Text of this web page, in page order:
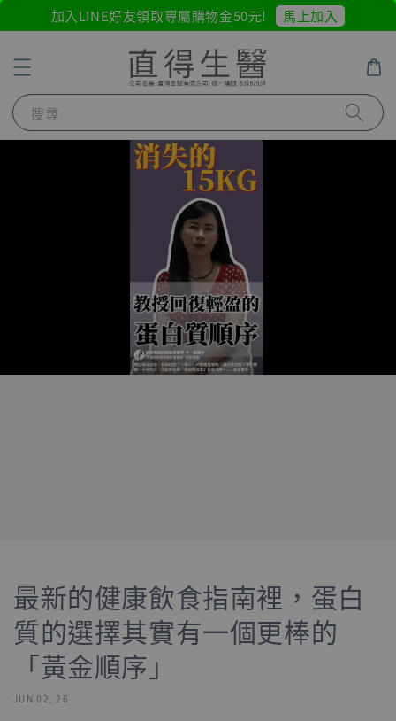
加入LINE好友領取專屬購物金50元! 馬上加入
搜尋
最新的健康飲食指南裡，蛋白
質的選擇其實有一個更棒的
「黃金順序」
JUN 02, 26